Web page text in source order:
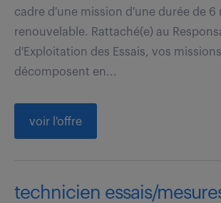
cadre d'une mission d'une durée de 6
renouvelable. Rattaché(e) au
d'Exploitation des Essais, vos
décomposent en...
voir l'offre
technicien essais/